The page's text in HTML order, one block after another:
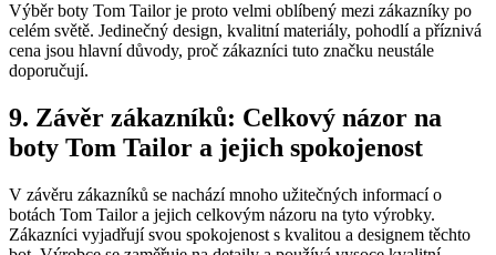
Výběr boty ⁤Tom⁤ Tailor‍ je proto velmi ⁣oblíbený mezi zákazníky po
celém‌ světě. Jedinečný‍ design, kvalitní materiály, ⁤pohodlí a⁢ příznivá
cena jsou ⁢hlavní‌ důvody, proč zákazníci tuto značku neustále
⁢doporučují.
9. Závěr zákazníků: Celkový názor na
boty Tom ‍Tailor ‍a jejich spokojenost
V závěru zákazníků ⁣se nachází ⁢mnoho užitečných informací o
botách Tom⁢ Tailor a ⁣jejich celkovým názoru⁣ na tyto⁣ výrobky.⁣
Zákazníci vyjadřují​ svou spokojenost s⁣ kvalitou a ​designem těchto